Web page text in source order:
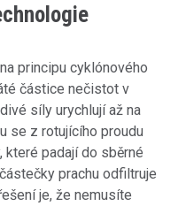
principu cyklónového
částice nečistot v
síly urychlují až na
se z rotujícího proudu
padají do sběrné
prachu odfiltruje
je, že nemusíte